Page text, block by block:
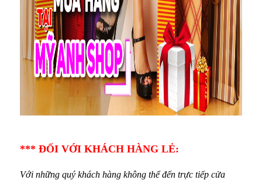
*** ĐỐI VỚI KHÁCH HÀNG LẺ:
Với những quý khách hàng không thể đến trực tiếp cửa